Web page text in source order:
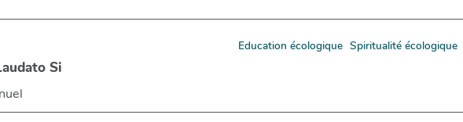
Si
Education écologique Spiritualité écologique